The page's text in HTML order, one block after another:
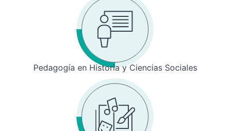
Pedagogía en Historia y Ciencias Sociales